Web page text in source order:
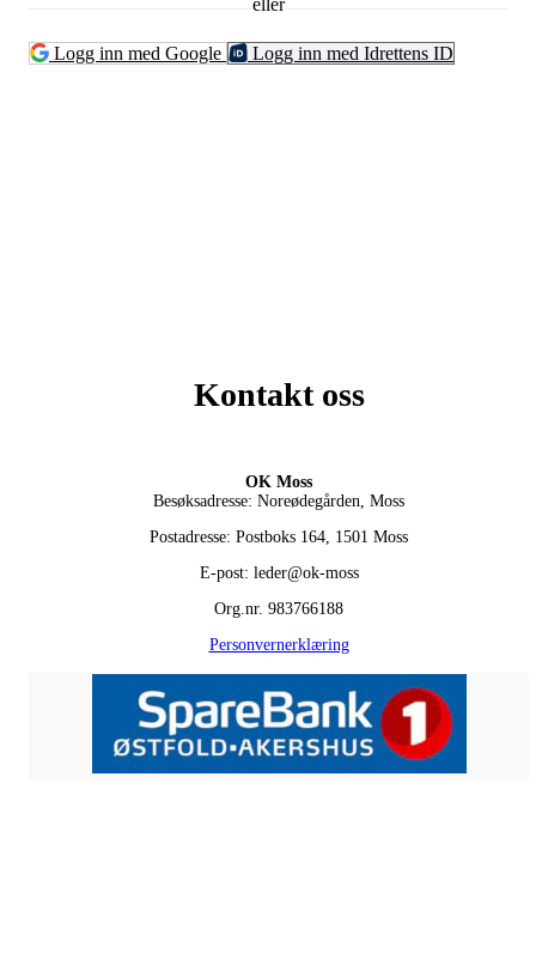
eller
Logg inn med Google Logg inn med Idrettens ID
Kontakt oss
OK Moss
Besøksadresse: Noreødegården, Moss
Postadresse: Postboks 164, 1501 Moss
E-post: leder@ok-moss
Org.nr. 983766188
Personvernerklæring